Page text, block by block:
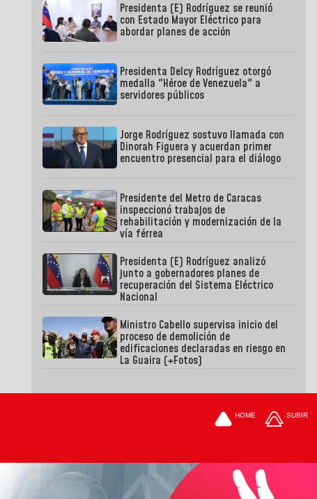
Presidenta (E) Rodríguez se reunió
con Estado Mayor Eléctrico para
abordar planes de acción
Presidenta Delcy Rodríguez otorgó
medalla "Héroe de Venezuela" a
servidores públicos
Jorge Rodríguez sostuvo llamada con
Dinorah Figuera y acuerdan primer
encuentro presencial para el diálogo
Presidente del Metro de Caracas
inspeccionó trabajos de
rehabilitación y modernización de la
vía férrea
Presidenta (E) Rodríguez analizó
junto a gobernadores planes de
recuperación del Sistema Eléctrico
Nacional
Ministro Cabello supervisa inicio del
proceso de demolición de
edificaciones declaradas en riesgo en
La Guaira (+Fotos)
HOME SUBIR